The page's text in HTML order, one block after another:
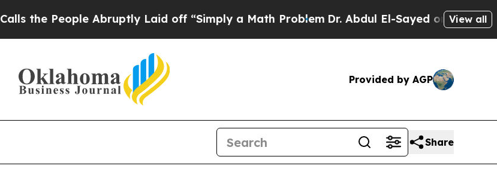
People Abruptly Laid off “Simply a Math ProblemDr. Abdul El-Sayed on HistoricView all
Provided by AGP
Share